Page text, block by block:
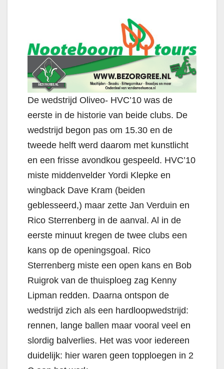
De wedstrijd Oliveo- HVC’10 was de
eerste in de historie van beide clubs. De
wedstrijd begon pas om 15.30 en de
tweede helft werd daarom met kunstlicht
en een frisse avondkou gespeeld. HVC’10
miste middenvelder Yordi Klepke en
wingback Dave Kram (beiden
geblesseerd,) maar zette Jan Verduin en
Rico Sterrenberg in de aanval. Al in de
eerste minuut kregen de twee clubs een
kans op de openingsgoal. Rico
Sterrenberg miste een open kans en Bob
Ruigrok van de thuisploeg zag Kenny
Lipman redden. Daarna ontspon de
wedstrijd zich als een hardloopwedstrijd:
rennen, lange ballen maar vooral veel en
slordig balverlies. Het was voor iedereen
duidelijk: hier waren geen topploegen in 2